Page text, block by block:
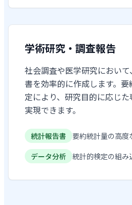
学術研究・調査報告
社会調査や医学研究におい
書を効率的に作成します。
定により、研究目的に応じ
実現できます。
統計報告書
要約統計量の高度
データ分析 統計的検定の組み